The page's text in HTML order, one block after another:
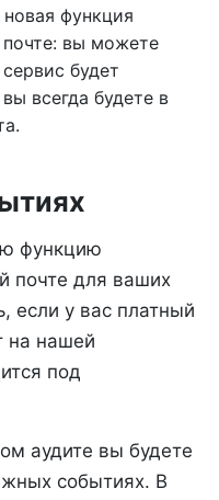
функция
вы можете
будет
всегда будете в
функцию
почте для ваших
если у вас платный
на нашей
под
аудите вы будете
событиях. В